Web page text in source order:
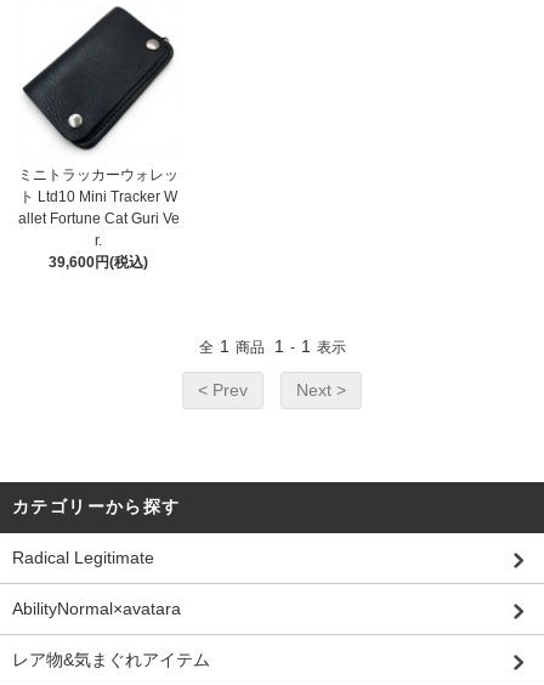
ミニトラッカーウォレッ
ト Ltd10 Mini Tracker W
allet Fortune Cat Guri Ve
r.
39,600円(税込)
全 1 商品 1 - 1 表示
< Prev Next >
カテゴリーから探す
Radical Legitimate
AbilityNormal×avatara
レア物&気まぐれアイテム